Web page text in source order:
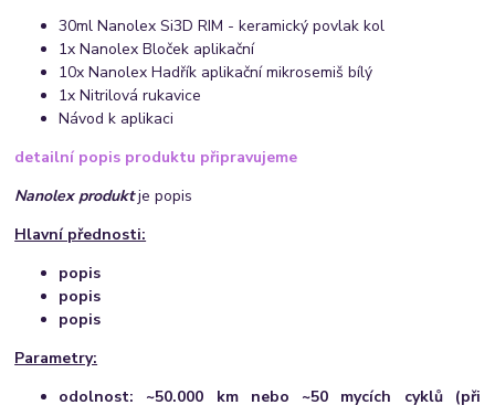
30ml Nanolex Si3D RIM - keramický povlak kol
1x Nanolex Bloček aplikační
10x Nanolex Hadřík aplikační mikrosemiš bílý
1x Nitrilová rukavice
Návod k aplikaci
detailní popis produktu připravujeme
Nanolex produktje popis
Hlavní přednosti:
popis
popis
popis
Parametry:
odolnost: ~50.000 km nebo ~50 mycích cyklů (při